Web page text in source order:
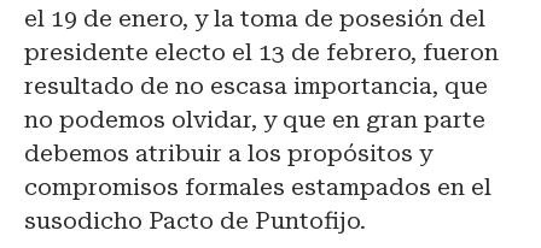
el 19 de enero, y la toma de posesión del
presidente electo el 13 de febrero, fueron
resultado de no escasa importancia, que
no podemos olvidar, y que en gran parte
debemos atribuir a los propósitos y
compromisos formales estampados en el
susodicho Pacto de Puntofijo.